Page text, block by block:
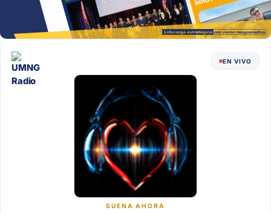
EN VIVO
SUENA AHORA